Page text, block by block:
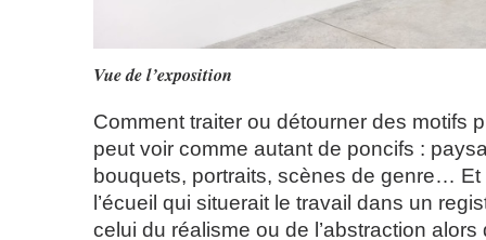
Vue de l’exposition
Comment traiter ou détourner des motifs
peut voir comme autant de poncifs :
bouquets, portraits, scènes de genre… Et
l’écueil qui situerait le travail dans un
celui du réalisme ou de l’abstraction alors